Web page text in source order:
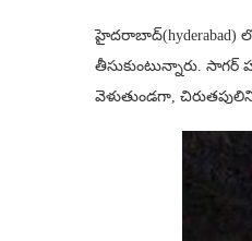
హైదరాబాద్(hyderabad)
తీసుకుంటున్నారు.
వెళుతుండగా,